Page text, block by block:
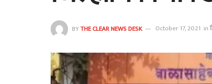
BYTHE CLEAR NEWS DESK October 17, 2021 in